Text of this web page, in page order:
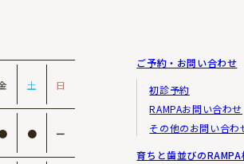
の収集のためにCookieを使用しています。このトラフ
機能はCookieを無効にすることで収集を拒否すること
詳しくはこちらをご参照ください。
フィリエイトプログラムや第三者配信広告サービス「
ータを収集するために、Cookieを使用しています。
他のサイトへのアクセス情報に基づいてユーザーに広
土 日
● ー
ご予約・お問い合わせ
初診予約
RAMPAお問い合わせ
その他のお問い合わ
育ちと歯並びの